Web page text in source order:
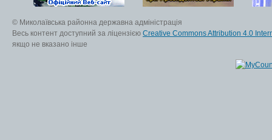
© Миколаївська районна державна адміністрація
Весь контент доступний за ліцензією Creative Commons Attribution 4.0
якщо не вказано інше